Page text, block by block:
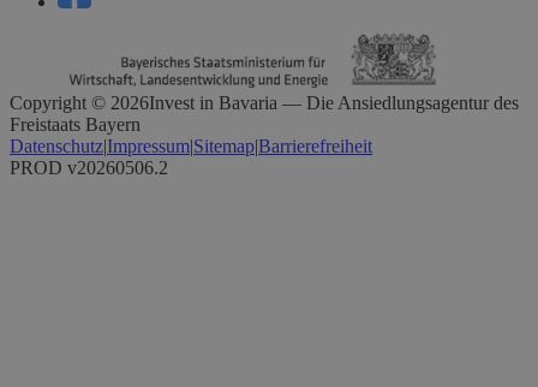
Copyright © 2026Invest in Bavaria — Die Ansiedlungsagentur des
Freistaats Bayern
Datenschutz|Impressum|Sitemap|Barrierefreiheit
PROD v20260506.2